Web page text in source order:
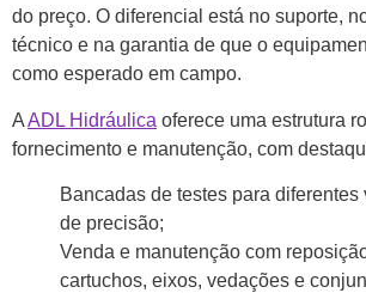
do preço. O diferencial está no suporte,
técnico e na garantia de que o
como esperado em campo.
AADL Hidráulica oferece uma estrutura
fornecimento e manutenção, com
Bancadas de testes para
de precisão;
Venda e manutenção com
cartuchos, eixos, vedações e